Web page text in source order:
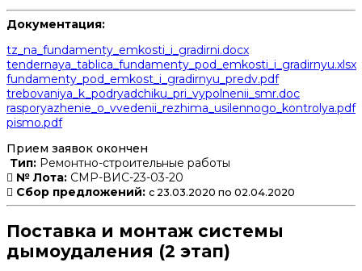
Документация:
tz_na_fundamenty_emkosti_i_gradirni.docx
tendernaya_tablica_fundamenty_pod_emkosti_i_gradirnyu.xlsx
fundamenty_pod_emkost_i_gradirnyu_predv.pdf
trebovaniya_k_podryadchiku_pri_vypolnenii_smr.doc
rasporyazhenie_o_vvedenii_rezhima_usilennogo_kontrolya.pdf
pismo.pdf
Прием заявок окончен
Тип: Ремонтно-строительные работы
№ Лота: СМР-ВИС-23-03-20
Сбор предложений: с 23.03.2020 по 02.04.2020
Поставка и монтаж системы
дымоудаления (2 этап)